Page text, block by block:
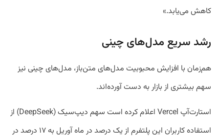
کاهش می‌یابد.»
رشد سریع مدل‌های چینی
هم‌زمان با افزایش محبوبیت مدل‌های متن‌باز، مدل‌های چینی نیز
سهم بیشتری از بازار به دست آورده‌اند.
استارت‌آپ Vercel اعلام کرده است سهم دیپ‌سیک (DeepSeek) از
استفاده کاربران این پلتفرم از یک درصد در ماه آوریل به ۱۷ درصد در